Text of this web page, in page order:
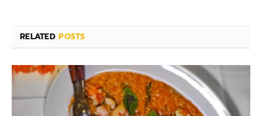
RELATEDPOSTS